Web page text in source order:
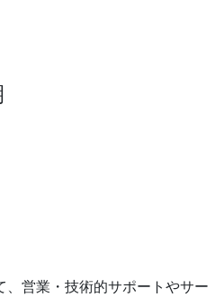
営業・技術的サポートやサー